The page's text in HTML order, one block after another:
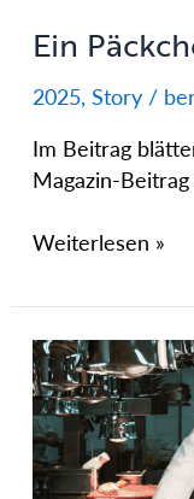
Ein
2025, Story/
Im Beitrag
Magazin-
Weiterlesen »
Zwei
Sterne
leuchten
in
Kaikenried